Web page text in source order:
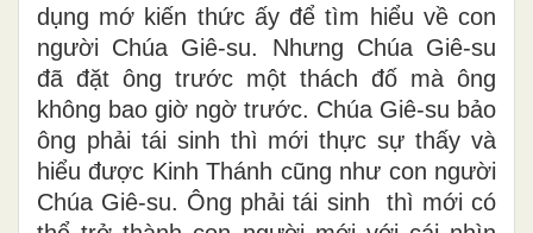
dụng mớ kiến thức ấy để tìm hiểu về con
người Chúa Giê-su. Nhưng Chúa Giê-su
đã đặt ông trước một thách đố mà ông
không bao giờ ngờ trước. Chúa Giê-su bảo
ông phải tái sinh thì mới thực sự thấy và
hiểu được Kinh Thánh cũng như con người
Chúa Giê-su. Ông phải tái sinh thì mới có